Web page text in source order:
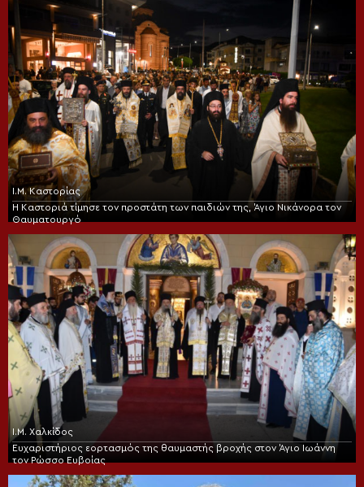
Ι.Μ. Καστορίας
Η Καστοριά τίμησε τον προστάτη των παιδιών της, Άγιο Νικάνορα τον
Θαυματουργό
Ι.Μ. Χαλκίδος
Ευχαριστήριος εορτασμός της θαυμαστής βροχής στον Άγιο Ιωάννη
τον Ρώσσο Ευβοίας